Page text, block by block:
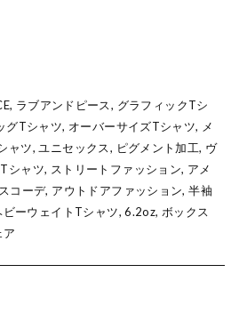
ラブアンドピース, グラフィックTシ
グTシャツ, オーバーサイズTシャツ, メ
ャツ, ユニセックス, ピグメント加工, ヴ
シャツ, ストリートファッション, アメ
コーデ, アウトドアファッション, 半袖
ーウェイトTシャツ, 6.2oz, ボックス
ア